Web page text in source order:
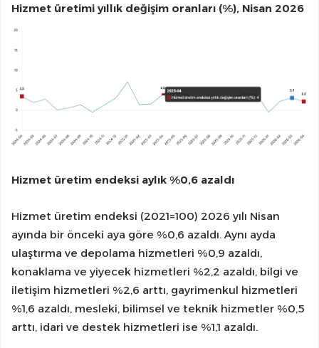
Hizmet üretimi yıllık değişim oranları (%), Nisan 2026
Hizmet üretim endeksi aylık %0,6 azaldı
Hizmet üretim endeksi (2021=100) 2026 yılı Nisan
ayında bir önceki aya göre %0,6 azaldı. Aynı ayda
ulaştırma ve depolama hizmetleri %0,9 azaldı,
konaklama ve yiyecek hizmetleri %2,2 azaldı, bilgi ve
iletişim hizmetleri %2,6 arttı, gayrimenkul hizmetleri
%1,6 azaldı, mesleki, bilimsel ve teknik hizmetler %0,5
arttı, idari ve destek hizmetleri ise %1,1 azaldı.